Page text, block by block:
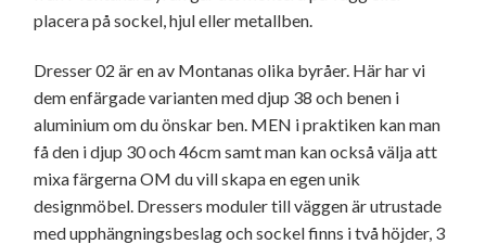
placera på sockel, hjul eller metallben.
Dresser 02 är en av Montanas olika byråer. Här har vi
dem enfärgade varianten med djup 38 och benen i
aluminium om du önskar ben. MEN i praktiken kan man
få den i djup 30 och 46cm samt man kan också välja att
mixa färgerna OM du vill skapa en egen unik
designmöbel. Dressers moduler till väggen är utrustade
med upphängningsbeslag och sockel finns i två höjder, 3